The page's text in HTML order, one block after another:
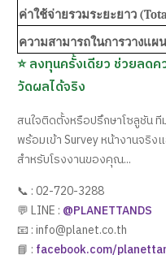
ค่าใช้จ่ายรวมระยะยาว
ความสามารถในการวางแ
⭐ ลงทุนครั้งเดียว ช่วยลด
วัดผลได้จริง
สนใจติดตั้งหรือปรึกษาโซลูชัน
พร้อมเข้า Survey หน้างานจริ
สำหรับโรงงานของคุณ...
📞 : 02-720-3288
💬 LINE : @PLANETTANDS
📧 : info@planet.co.th
📘 : facebook.com/